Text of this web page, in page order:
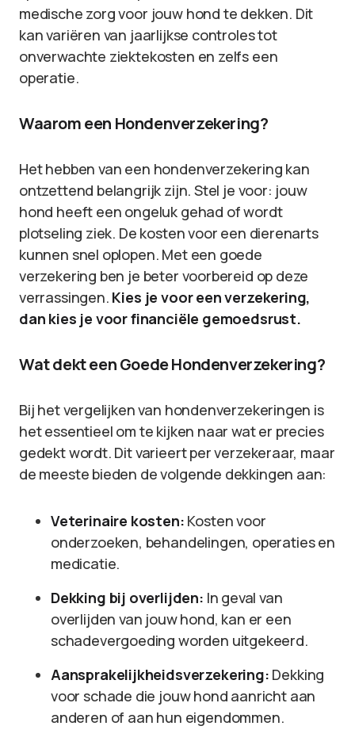
medische zorg voor jouw hond te dekken. Dit
kan variëren van jaarlijkse controles tot
onverwachte ziektekosten en zelfs een
operatie.
Waarom een Hondenverzekering?
Het hebben van een hondenverzekering kan
ontzettend belangrijk zijn. Stel je voor: jouw
hond heeft een ongeluk gehad of wordt
plotseling ziek. De kosten voor een dierenarts
kunnen snel oplopen. Met een goede
verzekering ben je beter voorbereid op deze
verrassingen. Kies je voor een verzekering,
dan kies je voor financiële gemoedsrust.
Wat dekt een Goede Hondenverzekering?
Bij het vergelijken van hondenverzekeringen is
het essentieel om te kijken naar wat er precies
gedekt wordt. Dit varieert per verzekeraar, maar
de meeste bieden de volgende dekkingen aan:
Veterinaire kosten: Kosten voor
onderzoeken, behandelingen, operaties en
medicatie.
Dekking bij overlijden: In geval van
overlijden van jouw hond, kan er een
schadevergoeding worden uitgekeerd.
Aansprakelijkheidsverzekering: Dekking
voor schade die jouw hond aanricht aan
anderen of aan hun eigendommen.